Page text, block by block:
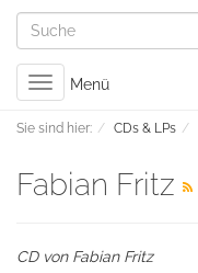
Toggle
navigation
Menü
Sie sind hier: CDs & LPs
Fabian Fritz
CD von Fabian Fritz